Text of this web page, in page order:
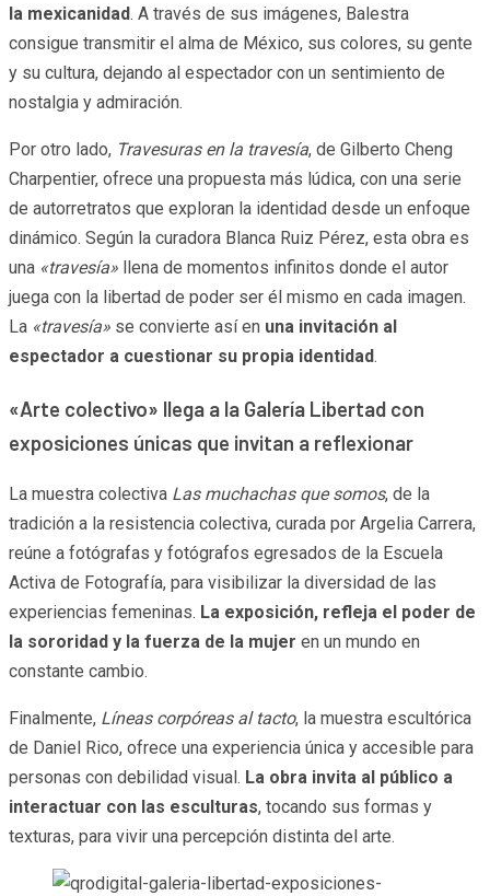
la mexicanidad. A través de sus imágenes, Balestra
consigue transmitir el alma de México, sus colores, su gente
y su cultura, dejando al espectador con un sentimiento de
nostalgia y admiración.
Por otro lado, Travesuras en la travesía, de Gilberto Cheng
Charpentier, ofrece una propuesta más lúdica, con una serie
de autorretratos que exploran la identidad desde un enfoque
dinámico. Según la curadora Blanca Ruiz Pérez, esta obra es
una «travesía» llena de momentos infinitos donde el autor
juega con la libertad de poder ser él mismo en cada imagen.
La «travesía» se convierte así en una invitación al
espectador a cuestionar su propia identidad.
«Arte colectivo» llega a la Galería Libertad con
exposiciones únicas que invitan a reflexionar
La muestra colectiva Las muchachas que somos, de la
tradición a la resistencia colectiva, curada por Argelia Carrera,
reúne a fotógrafas y fotógrafos egresados de la Escuela
Activa de Fotografía, para visibilizar la diversidad de las
experiencias femeninas. La exposición, refleja el poder de
la sororidad y la fuerza de la mujer en un mundo en
constante cambio.
Finalmente, Líneas corpóreas al tacto, la muestra escultórica
de Daniel Rico, ofrece una experiencia única y accesible para
personas con debilidad visual. La obra invita al público a
interactuar con las esculturas, tocando sus formas y
texturas, para vivir una percepción distinta del arte.